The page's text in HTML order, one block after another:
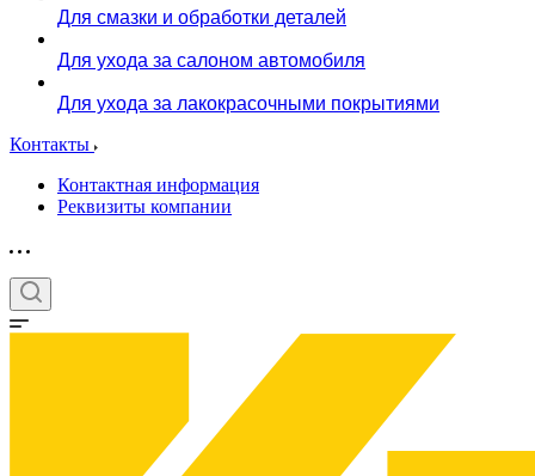
Для смазки и обработки деталей
Для ухода за салоном автомобиля
Для ухода за лакокрасочными покрытиями
Контакты
Контактная информация
Реквизиты компании